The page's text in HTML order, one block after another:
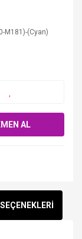
M181)-(Cyan)
AL